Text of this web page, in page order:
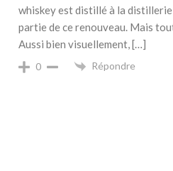
whiskey est distillé à la
partie de ce renouveau. Mais
Aussi bien visuellement, […]
0 Répondre